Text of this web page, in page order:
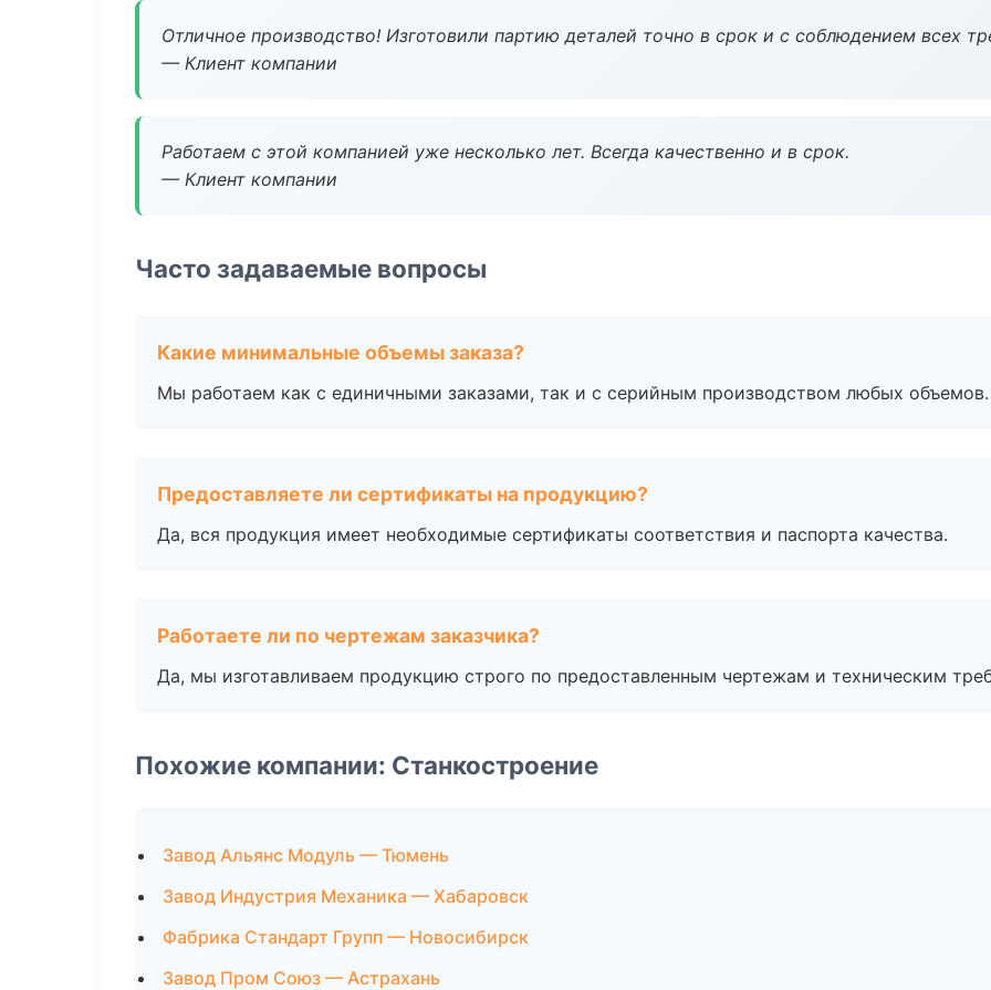
Отличное производство! Изготовили партию деталей точно в срок и с соблюдением всех
— Клиент компании
Работаем с этой компанией уже несколько лет. Всегда качественно и в срок.
— Клиент компании
Часто задаваемые вопросы
Какие минимальные объемы заказа?
Мы работаем как с единичными заказами, так и с серийным производством любых объемов.
Предоставляете ли сертификаты на продукцию?
Да, вся продукция имеет необходимые сертификаты соответствия и паспорта качества.
Работаете ли по чертежам заказчика?
Да, мы изготавливаем продукцию строго по предоставленным чертежам и техническим
Похожие компании: Станкостроение
Завод Альянс Модуль — Тюмень
Завод Индустрия Механика — Хабаровск
Фабрика Стандарт Групп — Новосибирск
Завод Пром Союз — Астрахань